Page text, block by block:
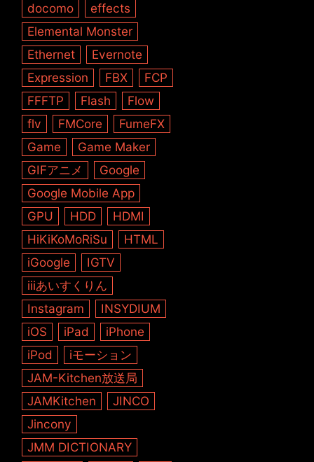
docomo
effects
Elemental Monster
Ethernet
Evernote
Expression
FBX
FCP
FFFTP
Flash
Flow
flv
FMCore
FumeFX
Game
Game Maker
GIFアニメ
Google
Google Mobile App
GPU
HDD
HDMI
HiKiKoMoRiSu
HTML
iGoogle
IGTV
iiiあいすくりん
Instagram
INSYDIUM
iOS
iPad
iPhone
iPod
iモーション
JAM-Kitchen放送局
JAMKitchen
JINCO
Jincony
JMM DICTIONARY